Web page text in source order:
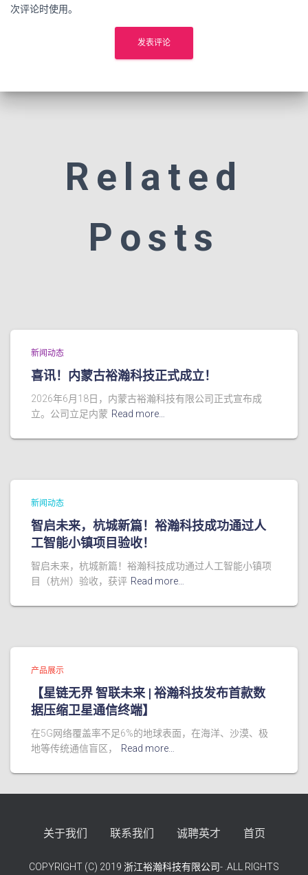
次评论时使用。
Related
Posts
新闻动态
喜讯！内蒙古裕瀚科技正式成立！
2026年6月18日，内蒙古裕瀚科技有限公司正式宣布成
立。公司立足内蒙 Read more…
新闻动态
智启未来，杭城新篇！裕瀚科技成功通过人
工智能小镇项目验收！
智启未来，杭城新篇！裕瀚科技成功通过人工智能小镇项
目（杭州）验收，获评 Read more…
产品展示
【星链无界 智联未来 | 裕瀚科技发布首款数
据压缩卫星通信终端】
在5G网络覆盖率不足6%的地球表面，在海洋、沙漠、极
地等传统通信盲区，
Read more…
关于我们 联系我们 诚聘英才 首页
COPYRIGHT (C) 2019 浙江裕瀚科技有限公司- .ALL RIGHTS